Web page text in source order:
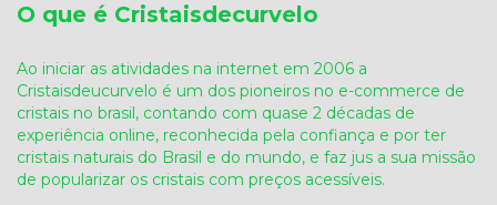
O que é Cristaisdecurvelo
Ao iniciar as atividades na internet em 2006 a
Cristaisdeucurvelo é um dos pioneiros no e-commerce de
cristais no brasil, contando com quase 2 décadas de
experiência online, reconhecida pela confiança e por ter
cristais naturais do Brasil e do mundo, e faz jus a sua missão
de popularizar os cristais com preços acessíveis.